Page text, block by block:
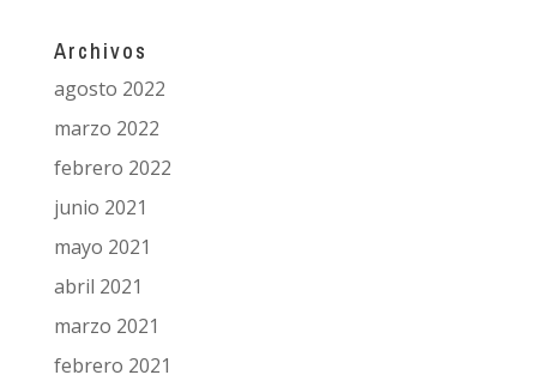
Archivos
agosto 2022
marzo 2022
febrero 2022
junio 2021
mayo 2021
abril 2021
marzo 2021
febrero 2021